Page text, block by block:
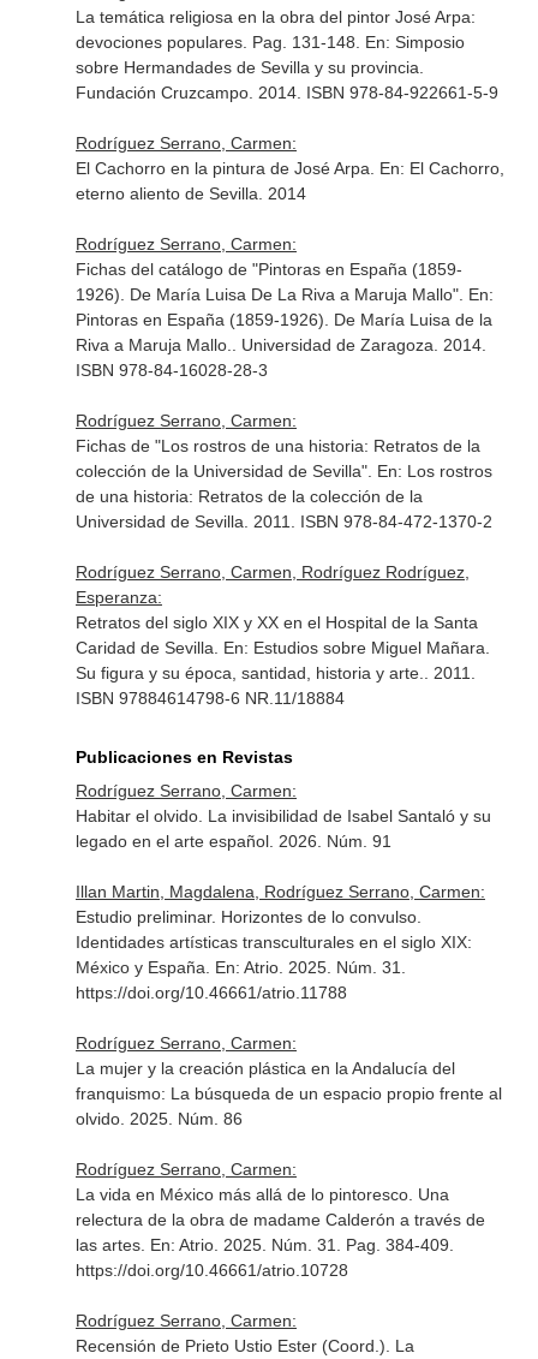
La temática religiosa en la obra del pintor José Arpa:
devociones populares. Pag. 131-148. En: Simposio
sobre Hermandades de Sevilla y su provincia
Fundación Cruzcampo. 2014. ISBN 978-84-922661-5-9
Rodríguez Serrano, Carmen:
El Cachorro en la pintura de José Arpa. En: El Cachorro,
eterno aliento de Sevilla . 2014
Rodríguez Serrano, Carmen:
Fichas del catálogo de "Pintoras en España (1859-
1926). De María Luisa De La Riva a Maruja Mallo". En:
Pintoras en España (1859-1926). De María Luisa de la
Riva a Maruja Mallo.
. Universidad de Zaragoza. 2014.
ISBN 978-84-16028-28-3
Rodríguez Serrano, Carmen:
Fichas de "Los rostros de una historia: Retratos de la
colección de la Universidad de Sevilla". En: Los rostros
de una historia: Retratos de la colección de la
Universidad de Sevilla . 2011. ISBN 978-84-472-1370-2
Rodríguez Serrano, Carmen, Rodríguez Rodríguez,
Esperanza:
Retratos del siglo XIX y XX en el Hospital de la Santa
Caridad de Sevilla. En: Estudios sobre Miguel Mañara.
Su figura y su época, santidad, historia y arte.
. 2011.
ISBN 97884614798-6 NR.11/18884
Publicaciones en Revistas
Rodríguez Serrano, Carmen:
Habitar el olvido. La invisibilidad de Isabel Santaló y su
legado en el arte español. 2026. Núm. 91
Illan Martin, Magdalena, Rodríguez Serrano, Carmen:
Estudio preliminar. Horizontes de lo convulso.
Identidades artísticas transculturales en el siglo XIX:
México y España. En: Atrio. 2025. Núm. 31.
https://doi.org/10.46661/atrio.11788
Rodríguez Serrano, Carmen:
La mujer y la creación plástica en la Andalucía del
franquismo: La búsqueda de un espacio propio frente al
olvido. 2025. Núm. 86
Rodríguez Serrano, Carmen:
La vida en México más allá de lo pintoresco. Una
relectura de la obra de madame Calderón a través de
las artes. En: Atrio. 2025. Núm. 31. Pag. 384-409.
https://doi.org/10.46661/atrio.10728
Rodríguez Serrano, Carmen:
Recensión de Prieto Ustio Ester (Coord.). La